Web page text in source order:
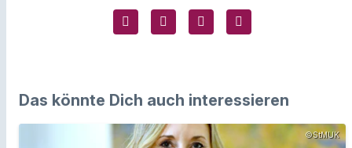
Das könnte Dich auch interessieren
©StMUK